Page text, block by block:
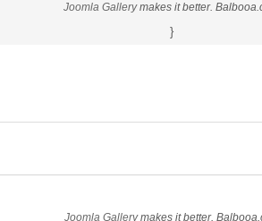
Joomla Gallerymakes it better.
}
Joomla Gallerymakes it better.